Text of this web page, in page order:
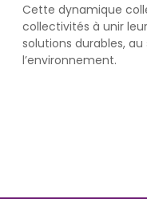
Cette dynamique
collectivités à unir
solutions durables,
l’environnement.